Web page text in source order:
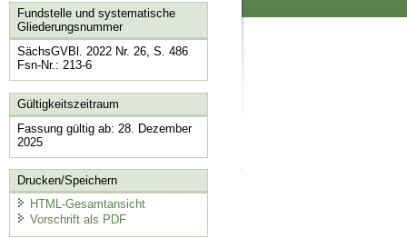
Fundstelle und systematische
Gliederungsnummer
SächsGVBl. 2022 Nr. 26, S. 486
Fsn-Nr.: 213-6
Gültigkeitszeitraum
Fassung gültig ab: 28. Dezember
2025
Drucken/Speichern
HTML-Gesamtansicht
Vorschrift als PDF